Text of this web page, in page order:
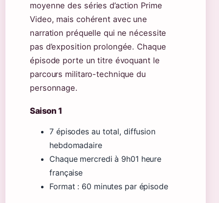
moyenne des séries d’action Prime
Video, mais cohérent avec une
narration préquelle qui ne nécessite
pas d’exposition prolongée. Chaque
épisode porte un titre évoquant le
parcours militaro-technique du
personnage.
Saison 1
7 épisodes au total, diffusion
hebdomadaire
Chaque mercredi à 9h01 heure
française
Format : 60 minutes par épisode